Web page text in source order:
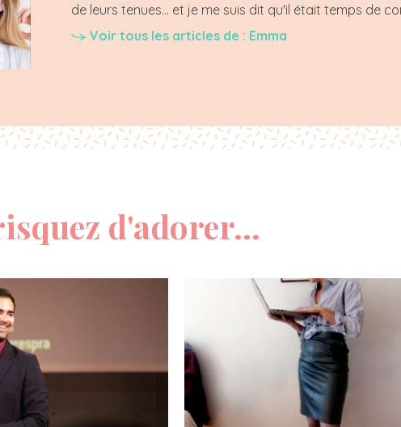
de leurs tenues... et je me suis dit qu'il était temps de
Voir tous les articles de : Emma
d'adorer...